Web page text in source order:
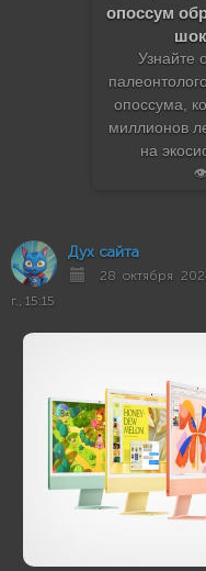
опоссум
Узнайте
опоссума,
миллионов
на
👁️
Дух сайта
28 октября
г., 15:15